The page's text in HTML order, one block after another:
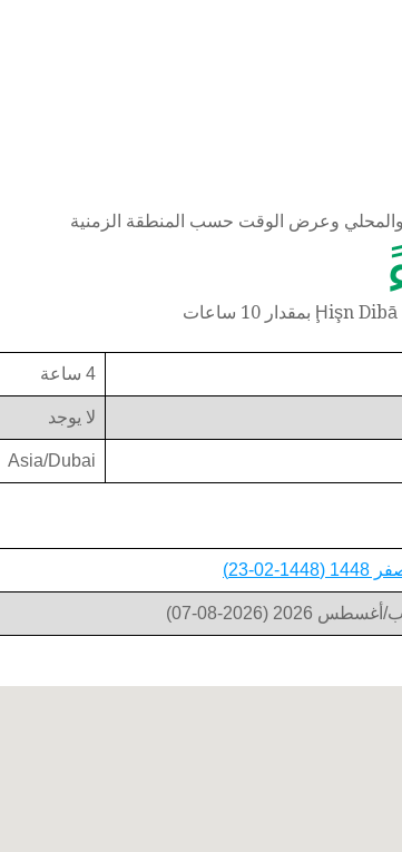
4 ساعة
لا يوجد
Asia/Dubai